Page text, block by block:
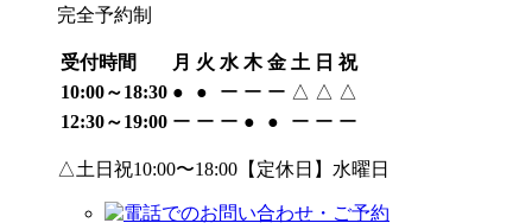
完全予約制
受付時間 月 火 水 木 金 土 日 祝
10:00～18:30 ● ● ー ー ー △ △ △
12:30～19:00 ー ー ー ● ● ー ー ー
△土日祝10:00〜18:00【定休日】水曜日